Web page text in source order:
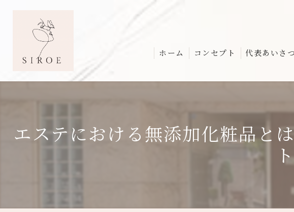
ホーム コンセプト 代表あいさつ
エステにおける無添加化粧品と